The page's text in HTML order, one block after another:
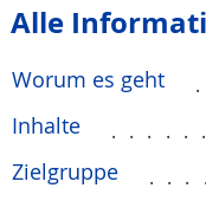
Alle
Worum es geht
Inhalte
Zielgruppe